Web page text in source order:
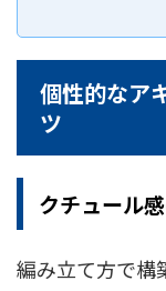
個性的なア
ツ
クチュール
編み立て方で構